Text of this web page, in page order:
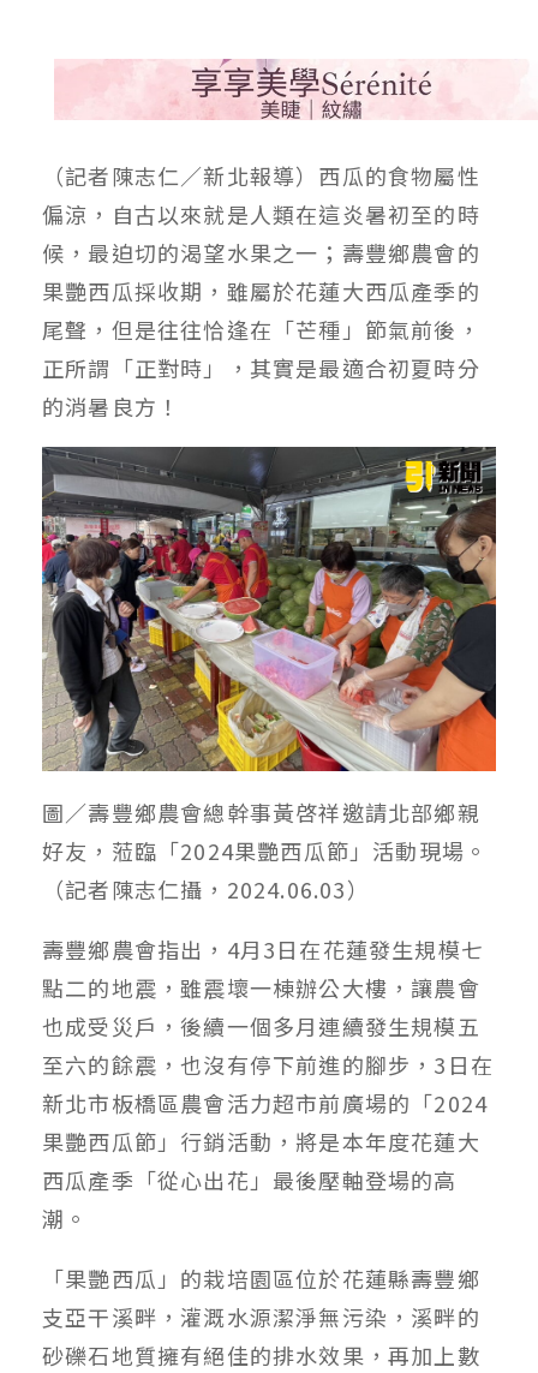
（記者陳志仁／新北報導）西瓜的食物屬性
偏涼，自古以來就是人類在這炎暑初至的時
候，最迫切的渴望水果之一；壽豐鄉農會的
果艷西瓜採收期，雖屬於花蓮大西瓜產季的
尾聲，但是往往恰逢在「芒種」節氣前後，
正所謂「正對時」，其實是最適合初夏時分
的消暑良方！
圖／壽豐鄉農會總幹事黃啓祥邀請北部鄉親
好友，蒞臨「2024果艷西瓜節」活動現場。
（記者陳志仁攝，2024.06.03）
壽豐鄉農會指出，4月3日在花蓮發生規模七
點二的地震，雖震壞一棟辦公大樓，讓農會
也成受災戶，後續一個多月連續發生規模五
至六的餘震，也沒有停下前進的腳步，3日在
新北市板橋區農會活力超市前廣場的「2024
果艷西瓜節」行銷活動，將是本年度花蓮大
西瓜產季「從心出花」最後壓軸登場的高
潮。
「果艷西瓜」的栽培園區位於花蓮縣壽豐鄉
支亞干溪畔，灌溉水源潔淨無污染，溪畔的
砂礫石地質擁有絕佳的排水效果，再加上數